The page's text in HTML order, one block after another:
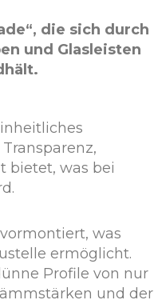
die sich durch
und Glasleisten
bietet, was bei
was
ermöglicht.
Profile von nur
und der